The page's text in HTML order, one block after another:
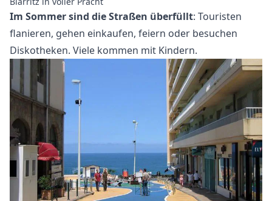
Im Sommer sind die Straßen überfüllt: Touristen
flanieren, gehen einkaufen, feiern oder besuchen
Diskotheken. Viele kommen mit Kindern.